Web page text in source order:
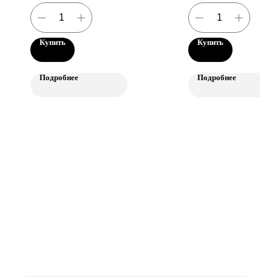
Купить
Подробнее
Купить
Подробнее
Телефон
+7(921)891-78-84